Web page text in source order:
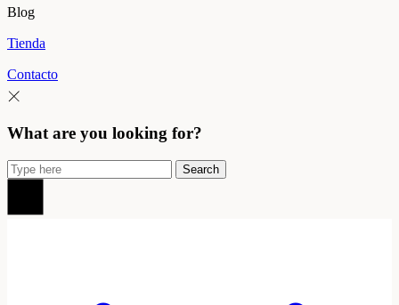
Blog
Tienda
Contacto
What are you looking for?
Search